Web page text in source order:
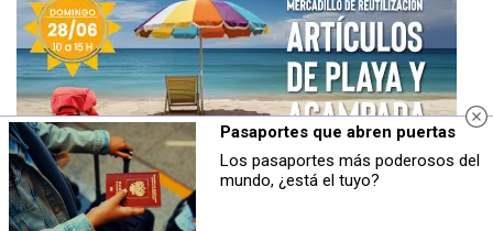
Pasaportes que abren puertas
Los pasaportes más poderosos del
mundo, ¿está el tuyo?